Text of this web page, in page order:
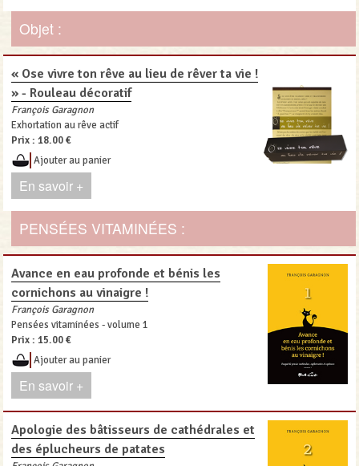
Objet :
« Ose vivre ton rêve au lieu de rêver ta vie !
» - Rouleau décoratif
François Garagnon
Exhortation au rêve actif
Prix :18.00 €
Ajouter au panier
En savoir +
PENSÉES VITAMINÉES :
Avance en eau profonde et bénis les
cornichons au vinaigre !
François Garagnon
Pensées vitaminées - volume 1
Prix :15.00 €
Ajouter au panier
En savoir +
Apologie des bâtisseurs de cathédrales et
des éplucheurs de patates